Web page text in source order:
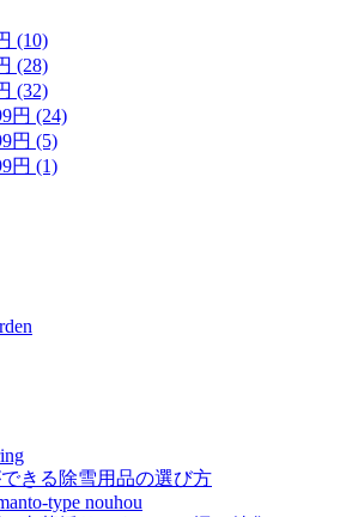
(10)
(28)
(32)
円 (24)
円 (5)
円 (1)
きる除雪用品の選び方
type nouhou